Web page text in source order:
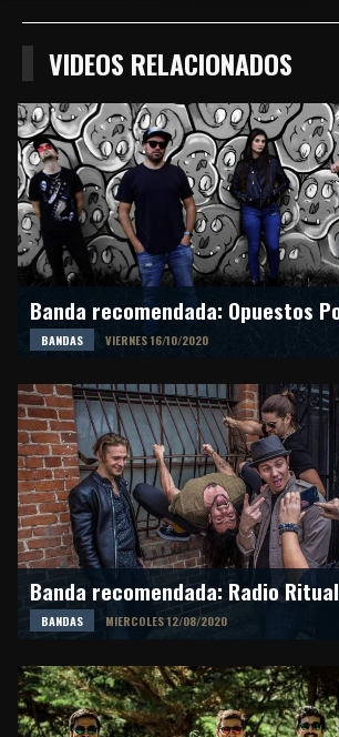
VIDEOS RELACIONADOS
BANDAS VIERNES 16/10/2020
Banda recomendada: Radio Ritual
BANDAS MIERCOLES 12/08/2020